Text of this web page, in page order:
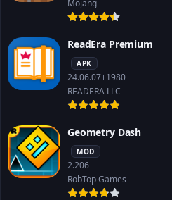
Mojang
ReadEra Premium
APK
24.06.07+1980
READERA LLC
Geometry Dash
MOD
2.206
RobTop Games